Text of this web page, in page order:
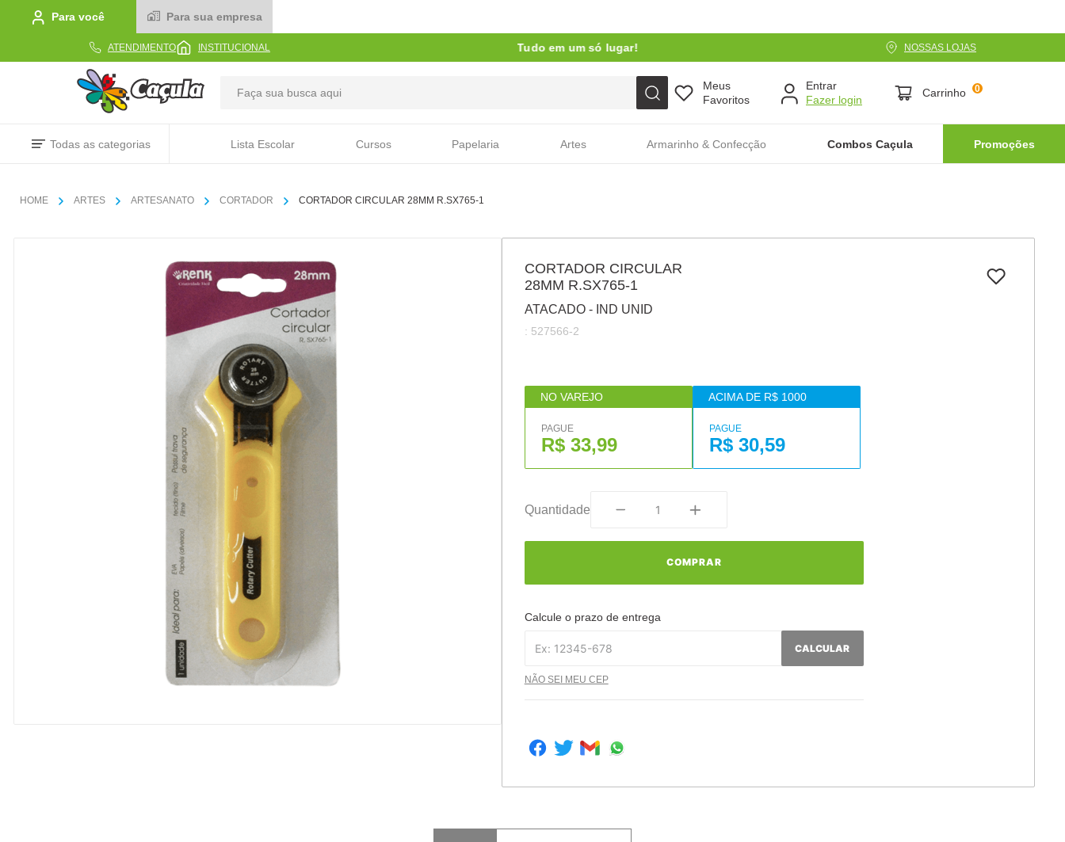
Para você Para sua empresa
ATENDIMENTO INSTITUCIONAL Tudo em um só lugar! NOSSAS LOJAS
Meus
Favoritos
Entrar
Carrinho 0
Todas as categorias Lista Escolar Cursos Papelaria Artes Armarinho & Confecção Combos Caçula Promoções
ARTES ARTESANATO CORTADOR CORTADOR CIRCULAR 28MM R.SX765-1
CORTADOR CIRCULAR
28MM R.SX765-1
ATACADO - IND UNID
: 527566-2
NO VAREJO
PAGUE
R$ 33,99
ACIMA DE R$ 1000
PAGUE
R$ 30,59
Quantidade
COMPRAR
Calcule o prazo de entrega
CALCULAR
NÃO SEI MEU CEP
TERMOS MAIS BUSCADOS
caixa
pincel
barbante